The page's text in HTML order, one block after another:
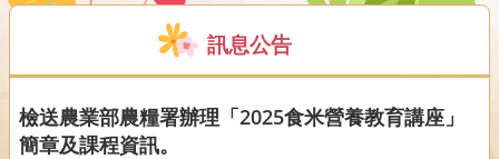
訊息公告
檢送農業部農糧署辦理「2025食米營養教育講座」
簡章及課程資訊。